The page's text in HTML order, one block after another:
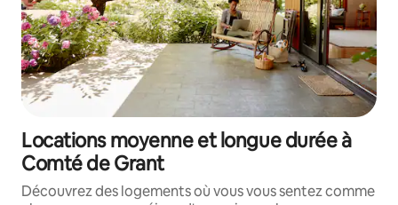
Locations moyenne et longue durée à
Comté de Grant
Découvrez des logements où vous vous sentez comme